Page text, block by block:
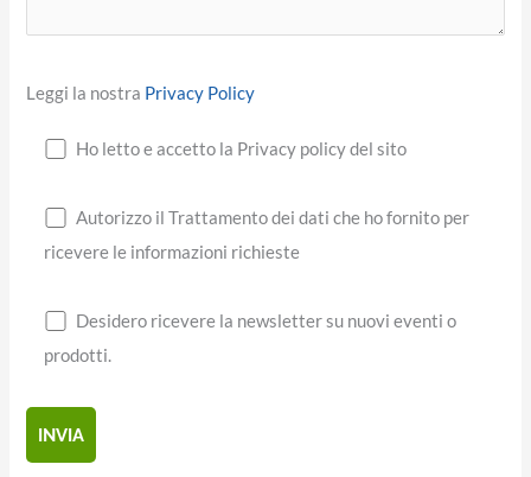
Leggi la nostra Privacy Policy
Ho letto e accetto la Privacy policy del sito
Autorizzo il Trattamento dei dati che ho fornito per
ricevere le informazioni richieste
Desidero ricevere la newsletter su nuovi eventi o
prodotti.